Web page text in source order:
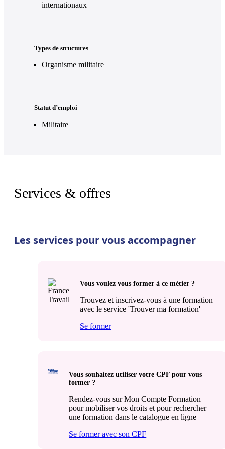
internationaux
Types de structures
Organisme militaire
Statut d’emploi
Militaire
Services & offres
Les services pour vous accompagner
Vous voulez vous former à ce métier ?
Trouvez et inscrivez-vous à une formation
avec le service 'Trouver ma formation'
Se former
Vous souhaitez utiliser votre CPF pour vous
former ?
Rendez-vous sur Mon Compte Formation
pour mobiliser vos droits et pour rechercher
une formation dans le catalogue en ligne
Se former avec son CPF